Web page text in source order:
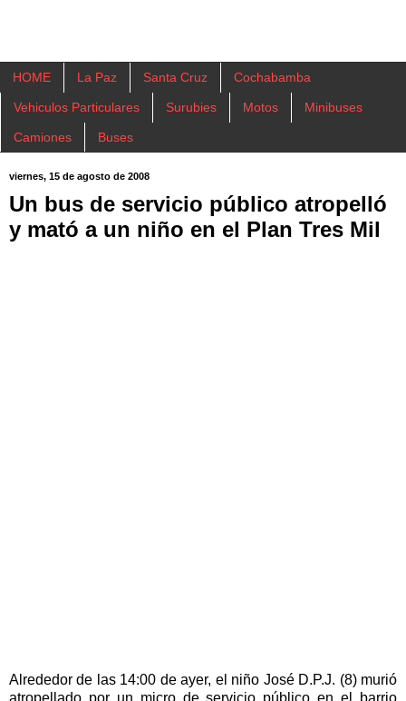
HOME La Paz Santa Cruz Cochabamba
Vehiculos Particulares Surubies Motos Minibuses
Camiones Buses
viernes, 15 de agosto de 2008
Un bus de servicio público atropelló
y mató a un niño en el Plan Tres Mil
Alrededor de las 14:00 de ayer, el niño José D.P.J. (8) murió
atropellado por un micro de servicio público en el barrio